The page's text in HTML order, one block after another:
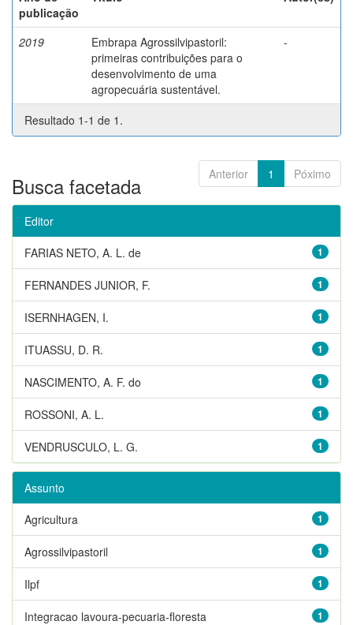
publicação
2019
Embrapa Agrossilvipastoril:
primeiras contribuições para o
desenvolvimento de uma
agropecuária sustentável.
-
Resultado 1-1 de 1.
Anterior 1 Póximo
Busca facetada
Editor
1
FARIAS NETO, A. L. de
1
FERNANDES JUNIOR, F.
1
ISERNHAGEN, I.
1
ITUASSU, D. R.
1
NASCIMENTO, A. F. do
1
ROSSONI, A. L.
1
VENDRUSCULO, L. G.
Assunto
1
Agricultura
1
Agrossilvipastoril
1
Ilpf
1
Integracao lavoura-pecuaria-floresta